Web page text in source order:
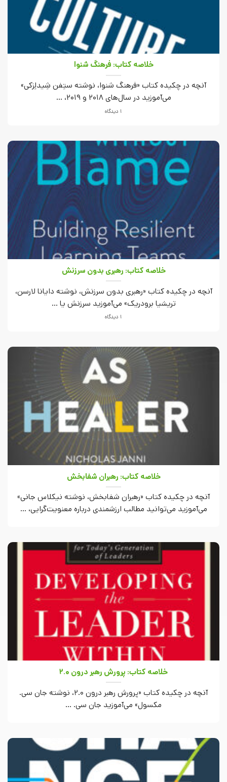
خلاصه کتاب: فرهنگ شنوا
آنچه در چکیده کتاب «فرهنگ شنوا، نوشته ستِفن شِیدلِزکی»
می‌آموزید در سال‌های 2018 و 2019، ...
1 دیدگاه
خلاصه کتاب: رهبری بدون سرزنش
آنچه در چکیده کتاب «رهبری بدون سرزنش، نوشته دایانا لارسن،
تریشیا برودریک» می‌آموزید سرزنش یا ...
1 دیدگاه
خلاصه کتاب: رهبران شفابخش
آنچه در چکیده کتاب «رهبران شفابخش، نوشته نیکلاس جانی»
می‌آموزید می‌توانید مطالب ارزشمندی درباره معنویت‌گرایی، ...
خلاصه کتاب: پرورش رهبر درون 2.0
آنچه در چکیده کتاب «پرورش رهبر درون 2.0، نوشته جان سی.
مکسول» می‌آموزید جان سی. ...